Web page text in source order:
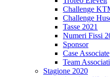
Challenge
Challenge
Tasse 2021
Numeri Fissi
Sponsor
Case Associate
Team Associati
Stagione 2020